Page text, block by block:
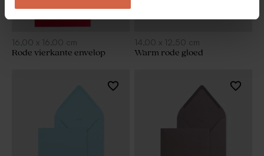
16,00 x 16,00 cm
Rode vierkante envelop
14,00 x 12,50 cm
Warm rode gloed